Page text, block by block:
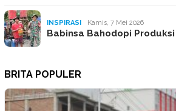
INSPIRASI Kamis, 7 Mei 2026
Babinsa Bahodopi
BRITA POPULER